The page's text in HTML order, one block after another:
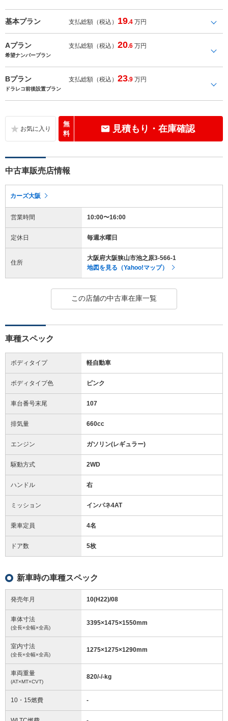
基本プラン 支払総額（税込） 19.4 万円
Aプラン 支払総額（税込）20.6 万円
希望ナンバープラン
Bプラン 支払総額（税込）23.9 万円
ドラレコ前後設置プラン
無
料
見積もり・在庫確認
中古車販売店情報
カーズ大阪
営業時間 10:00〜16:00
定休日 毎週水曜日
住所
大阪府大阪狭山市池之原3-566-1
地図を見る（Yahoo!マップ）
この店舗の中古車在庫一覧
車種スペック
ボディタイプ 軽自動車
ボディタイプ色 ピンク
車台番号末尾 107
排気量 660cc
エンジン ガソリン(レギュラー)
駆動方式 2WD
ハンドル 右
ミッション インパネ4AT
乗車定員 4名
ドア数 5枚
新車時の車種スペック
発売年月 10(H22)/08
車体寸法
(全長×全幅×全高)
3395×1475×1550mm
室内寸法
(全長×全幅×全高)
1275×1275×1290mm
車両重量
(AT×MT×CVT)
820/-/-kg
10・15燃費 -